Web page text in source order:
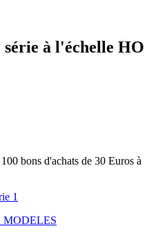
à l'échelle HO
bons d'achats de 30 Euros à
1
MODELES